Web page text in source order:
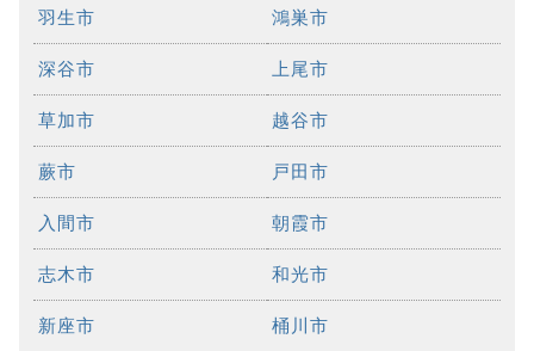
羽生市 鴻巣市
深谷市 上尾市
草加市 越谷市
蕨市 戸田市
入間市 朝霞市
志木市 和光市
新座市 桶川市